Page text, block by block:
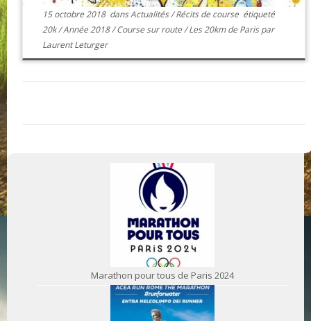
15 octobre 2018dansActualités/Récits de course étiqueté
20k/Année 2018/Course sur route/Les 20km de Parispar
Laurent Leturger
Marathon pour tous de Paris 2024